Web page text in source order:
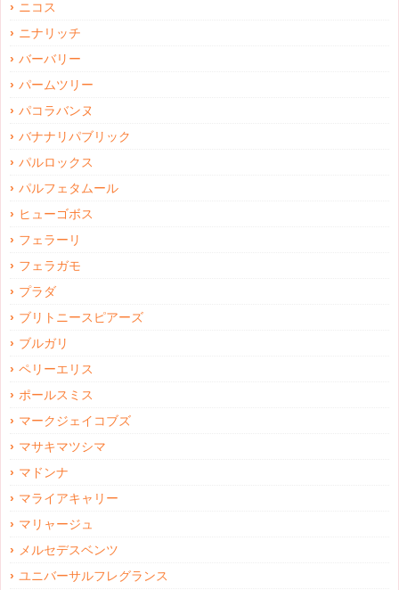
ニコス
ニナリッチ
バーバリー
パームツリー
パコラバンヌ
バナナリパブリック
パルロックス
パルフェタムール
ヒューゴボス
フェラーリ
フェラガモ
プラダ
ブリトニースピアーズ
ブルガリ
ペリーエリス
ポールスミス
マークジェイコブズ
マサキマツシマ
マドンナ
マライアキャリー
マリャージュ
メルセデスベンツ
ユニバーサルフレグランス